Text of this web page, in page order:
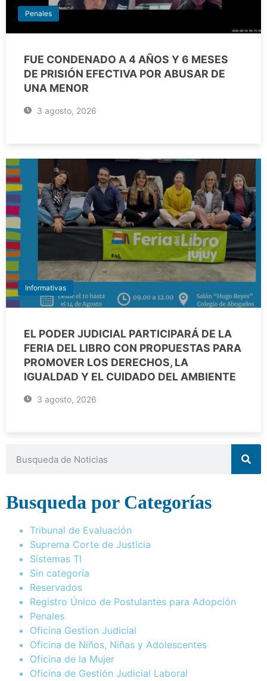
Penales
FUE CONDENADO A 4 AÑOS Y 6 MESES
DE PRISIÓN EFECTIVA POR ABUSAR DE
UNA MENOR
3 agosto, 2026
Informativas
EL PODER JUDICIAL PARTICIPARÁ DE LA
FERIA DEL LIBRO CON PROPUESTAS PARA
PROMOVER LOS DERECHOS, LA
IGUALDAD Y EL CUIDADO DEL AMBIENTE
3 agosto, 2026
Busqueda por Categorías
Tribunal de Evaluación
Suprema Corte de Justicia
Sistemas TI
Sin categoría
Reservados
Registro Único de Postulantes para Adopción
Penales
Oficina Gestion Judicial
Oficina de Niños, Niñas y Adolescentes
Oficina de la Mujer
Oficina de Gestión Judicial Laboral